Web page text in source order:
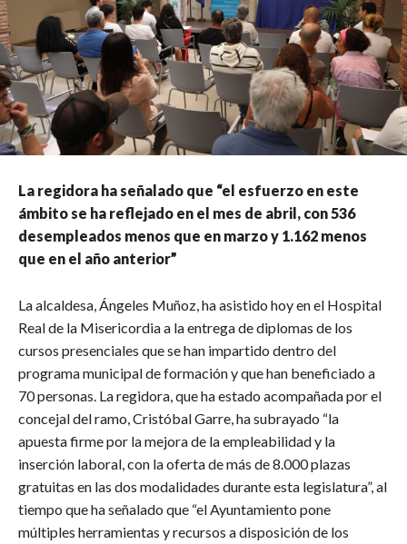
La regidora ha señalado que “el esfuerzo en este
ámbito se ha reflejado en el mes de abril, con 536
desempleados menos que en marzo y 1.162 menos
que en el año anterior”
La alcaldesa, Ángeles Muñoz, ha asistido hoy en el Hospital
Real de la Misericordia a la entrega de diplomas de los
cursos presenciales que se han impartido dentro del
programa municipal de formación y que han beneficiado a
70 personas. La regidora, que ha estado acompañada por el
concejal del ramo, Cristóbal Garre, ha subrayado “la
apuesta firme por la mejora de la empleabilidad y la
inserción laboral, con la oferta de más de 8.000 plazas
gratuitas en las dos modalidades durante esta legislatura”, al
tiempo que ha señalado que “el Ayuntamiento pone
múltiples herramientas y recursos a disposición de los